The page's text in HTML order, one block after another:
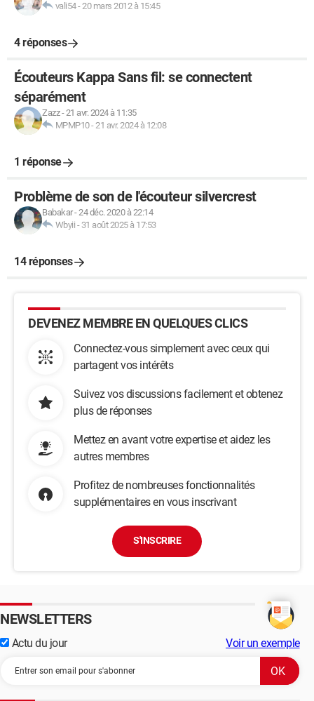
vali54-20 mars 2012 à 15:45
4 réponses
Écouteurs Kappa Sans fil: se connectent
séparément
Zazz-21 avr. 2024 à 11:35
MPMP10-21 avr. 2024 à 12:08
1 réponse
Problème de son de l'écouteur silvercrest
Babakar-24 déc. 2020 à 22:14
Wbyii - 31 août 2025 à 17:53
14 réponses
DEVENEZ MEMBRE EN QUELQUES CLICS
Connectez-vous simplement avec ceux qui
partagent vos intérêts
Suivez vos discussions facilement et obtenez
plus de réponses
Mettez en avant votre expertise et aidez les
autres membres
Profitez de nombreuses fonctionnalités
supplémentaires en vous inscrivant
S'INSCRIRE
NEWSLETTERS
Actu du jour Voir un exemple